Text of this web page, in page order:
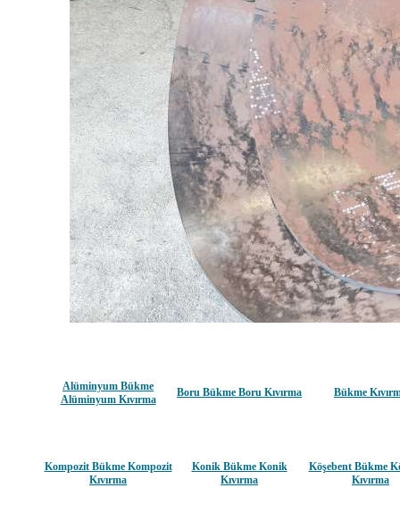
Alüminyum Bükme
Alüminyum Kıvırma
Boru Bükme Boru Kıvırma Bükme
Kompozit Bükme Kompozit
Kıvırma
Konik Bükme Konik
Kıvırma
Köşebent Bükme
Kıvırma